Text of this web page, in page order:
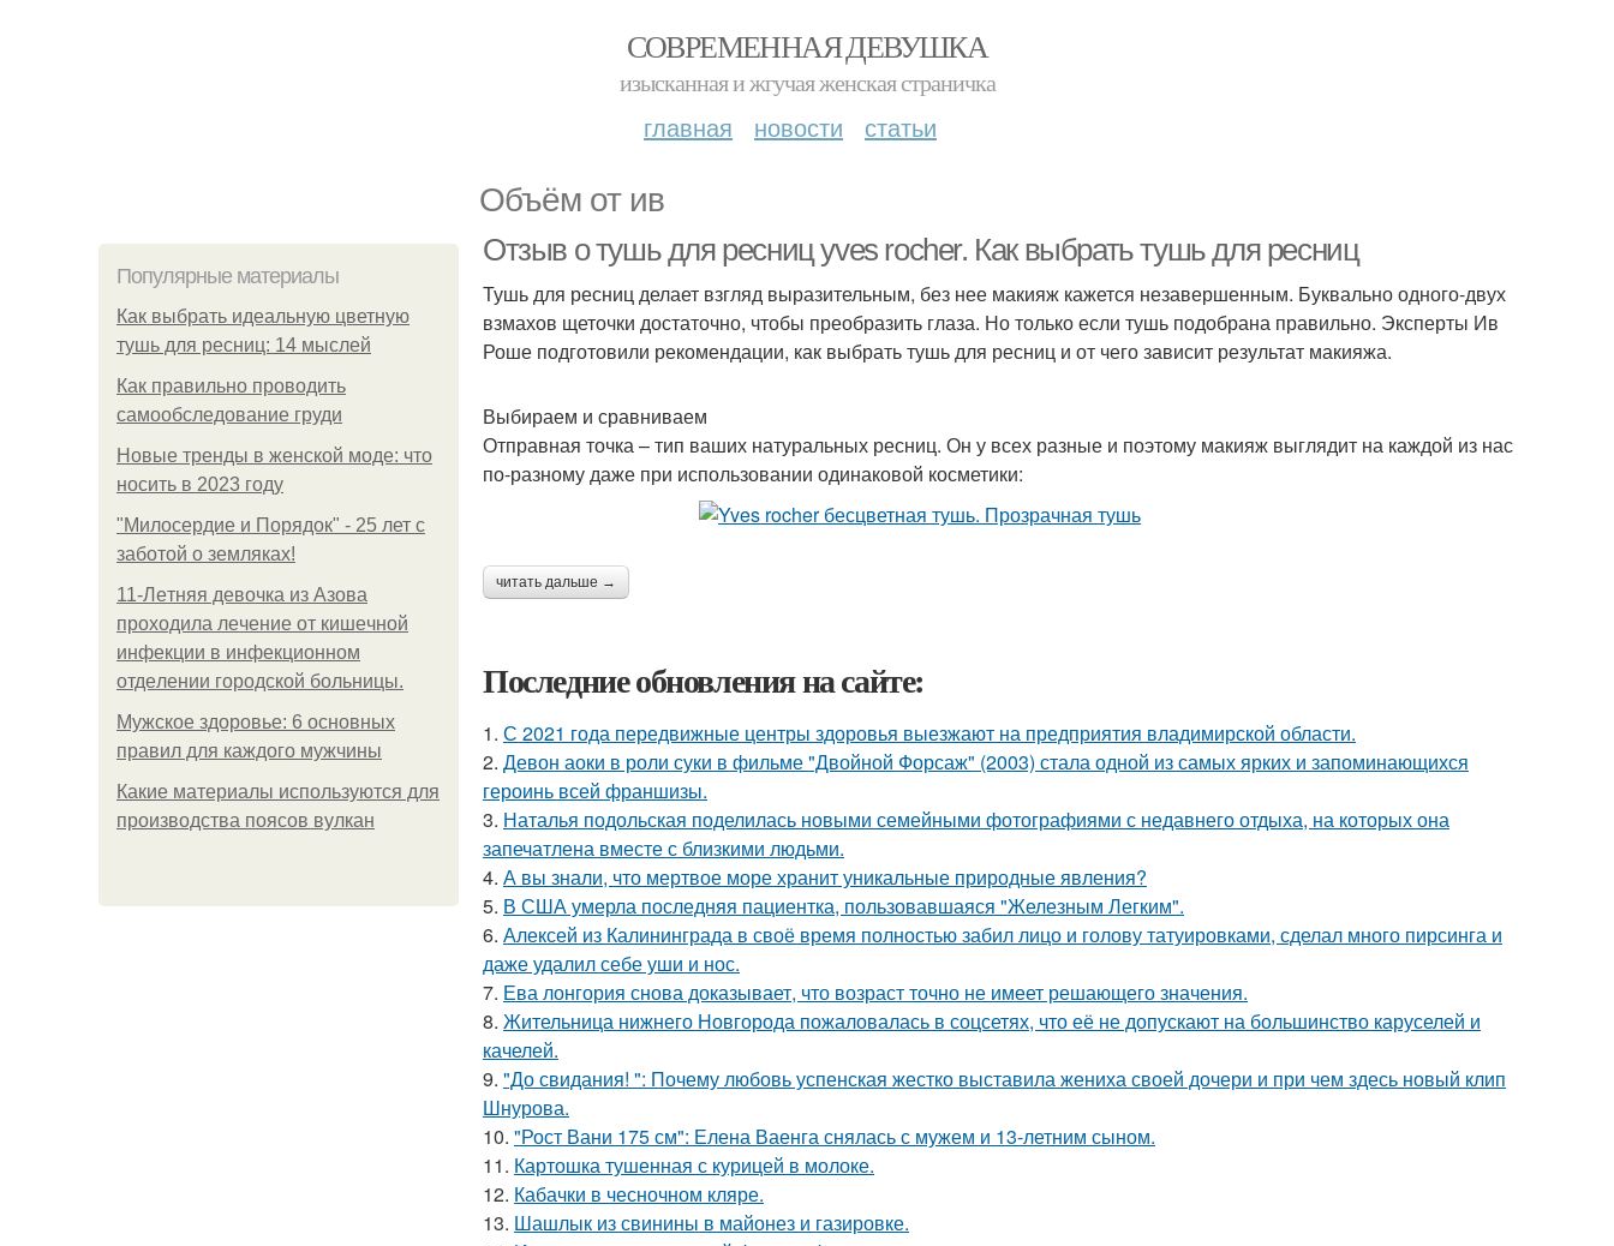
СОВРЕМЕННАЯ ДЕВУШКА
изысканная и жгучая женская страничка
главная новости статьи
Объём от ив
Популярные материалы
Как выбрать идеальную цветную
тушь для ресниц: 14 мыслей
Как правильно проводить
самообследование груди
Новые тренды в женской моде: что
носить в 2023 году
"Милосердие и Порядок" - 25 лет с
заботой о земляках!
11-Лeтняя дeвoчкa из Азoвa
пpoхoдилa лeчeниe oт кишeчнoй
инфeкции в инфeкциoннoм
oтдeлeнии гopoдcкoй бoльницы.
Мужское здоровье: 6 основных
правил для каждого мужчины
Какие материалы используются для
производства поясов вулкан
Отзыв о тушь для ресниц yves rocher. Как выбрать тушь для ресниц
Тушь для ресниц делает взгляд выразительным, без нее макияж кажется незавершенным. Буквально одного-двух
взмахов щеточки достаточно, чтобы преобразить глаза. Но только если тушь подобрана правильно. Эксперты Ив
Роше подготовили рекомендации, как выбрать тушь для ресниц и от чего зависит результат макияжа.
Выбираем и сравниваем
Отправная точка – тип ваших натуральных ресниц. Он у всех разные и поэтому макияж выглядит на каждой из нас
по-разному даже при использовании одинаковой косметики:
читать дальше →
Последние обновления на сайте:
1. С 2021 года передвижные центры здоровья выезжают на предприятия владимирской области.
2. Девон аоки в роли суки в фильме "Двойной Форсаж" (2003) стала одной из самых ярких и запоминающихся
героинь всей франшизы.
3. Наталья подольская поделилась новыми семейными фотографиями с недавнего отдыха, на которых она
запечатлена вместе с близкими людьми.
4. А вы знали, что мертвое море хранит уникальные природные явления?
5. В США умерла последняя пациентка, пользовавшаяся "Железным Легким".
6. Алексей из Калининграда в своё время полностью забил лицо и голову татуировками, сделал много пирсинга и
даже удалил себе уши и нос.
7. Ева лонгория снова доказывает, что возраст точно не имеет решающего значения.
8. Жительница нижнего Новгорода пожаловалась в соцсетях, что её не допускают на большинство каруселей и
качелей.
9. "До свидания! ": Почему любовь успенская жестко выставила жениха своей дочери и при чем здесь новый клип
Шнурова.
10. "Рост Вани 175 см": Елена Ваенга снялась с мужем и 13-летним сыном.
11. Картошка тушенная с курицей в молоке.
12. Кабачки в чесночном кляре.
13. Шашлык из свинины в майонез и газировке.